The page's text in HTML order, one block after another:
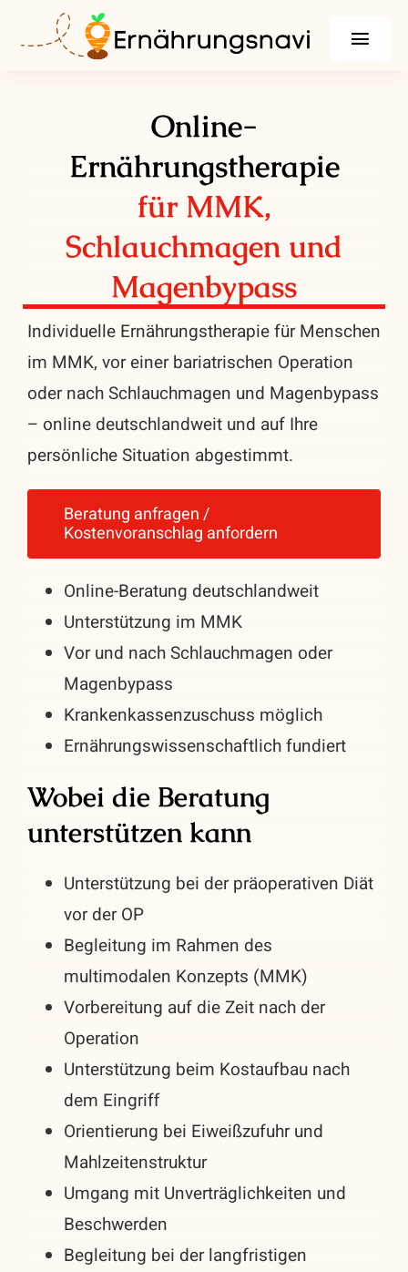
Inhalt
Beschwerden & Erkrankungen
Über mich
Ratgeber
Kontakt / Termin vereinbaren
Online-
Ernährungstherapie
für MMK,
Schlauchmagen und
Magenbypass
Individuelle Ernährungstherapie für Menschen
im MMK, vor einer bariatrischen Operation
oder nach Schlauchmagen und Magenbypass
– online deutschlandweit und auf Ihre
persönliche Situation abgestimmt.
Beratung anfragen /
Kostenvoranschlag anfordern
Online-Beratung deutschlandweit
Unterstützung im MMK
Vor und nach Schlauchmagen oder
Magenbypass
Krankenkassenzuschuss möglich
Ernährungswissenschaftlich fundiert
Wobei die Beratung
unterstützen kann
Unterstützung bei der präoperativen Diät
vor der OP
Begleitung im Rahmen des
multimodalen Konzepts (MMK)
Vorbereitung auf die Zeit nach der
Operation
Unterstützung beim Kostaufbau nach
dem Eingriff
Orientierung bei Eiweißzufuhr und
Mahlzeitenstruktur
Umgang mit Unverträglichkeiten und
Beschwerden
Begleitung bei der langfristigen